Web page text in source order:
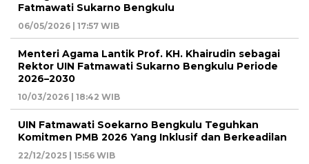
Fatmawati Sukarno Bengkulu
06/05/2026 | 17:57 WIB
Menteri Agama Lantik Prof. KH. Khairudin sebagai
Rektor UIN Fatmawati Sukarno Bengkulu Periode
2026–2030
10/03/2026 | 18:42 WIB
UIN Fatmawati Soekarno Bengkulu Teguhkan
Komitmen PMB 2026 Yang Inklusif dan Berkeadilan
22/12/2025 | 15:56 WIB